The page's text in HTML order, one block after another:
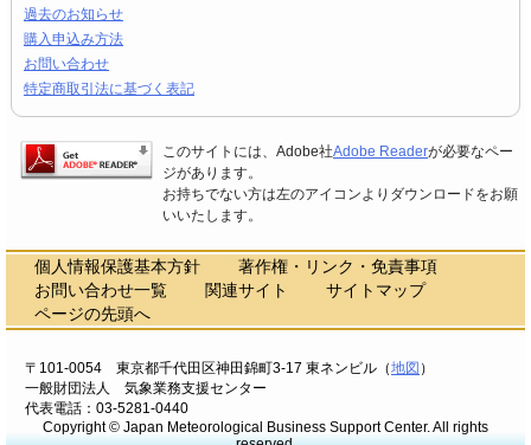
過去のお知らせ
購入申込み方法
お問い合わせ
特定商取引法に基づく表記
このサイトには、Adobe社Adobe Readerが必要なペー
ジがあります。
お持ちでない方は左のアイコンよりダウンロードをお願
いいたします。
個人情報保護基本方針
著作権・リンク・免責事項
お問い合わせ一覧
関連サイト
サイトマップ
ページの先頭へ
〒101-0054 東京都千代田区神田錦町3-17 東ネンビル（地図 ）
一般財団法人 気象業務支援センター
代表電話：03-5281-0440
Copyright © Japan Meteorological Business Support Center. All rights